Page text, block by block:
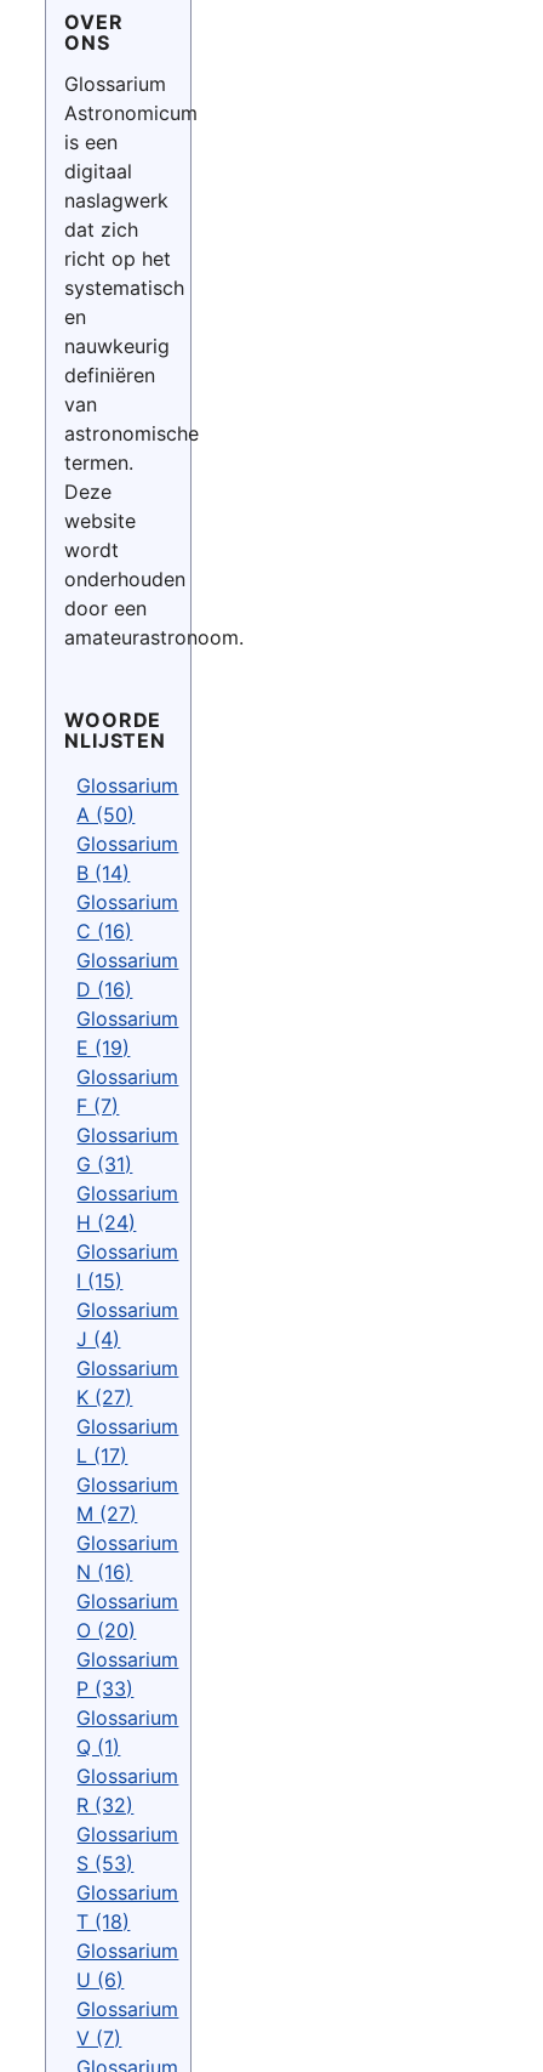
OVER
ONS
Glossarium
Astronomicum
is een
digitaal
naslagwerk
dat zich
richt op het
systematisch
en
nauwkeurig
definiëren
van
astronomische
termen.
Deze
website
wordt
onderhouden
door een
amateurastronoom.
WOORDE
NLIJSTEN
Glossarium
A (50)
Glossarium
B (14)
Glossarium
C (16)
Glossarium
D (16)
Glossarium
E (19)
Glossarium
F (7)
Glossarium
G (31)
Glossarium
H (24)
Glossarium
I (15)
Glossarium
J (4)
Glossarium
K (27)
Glossarium
L (17)
Glossarium
M (27)
Glossarium
N (16)
Glossarium
O (20)
Glossarium
P (33)
Glossarium
Q (1)
Glossarium
R (32)
Glossarium
S (53)
Glossarium
T (18)
Glossarium
U (6)
Glossarium
V (7)